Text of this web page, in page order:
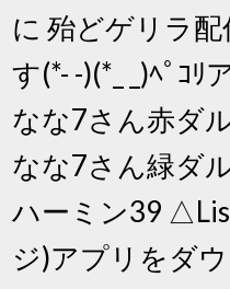
に 殆どゲリラ
す(*- -)(*_ _)ﾍﾟｺ
なな7さん赤ダ
なな7さん緑ダ
ハーミン39
ジ)アプリをダ